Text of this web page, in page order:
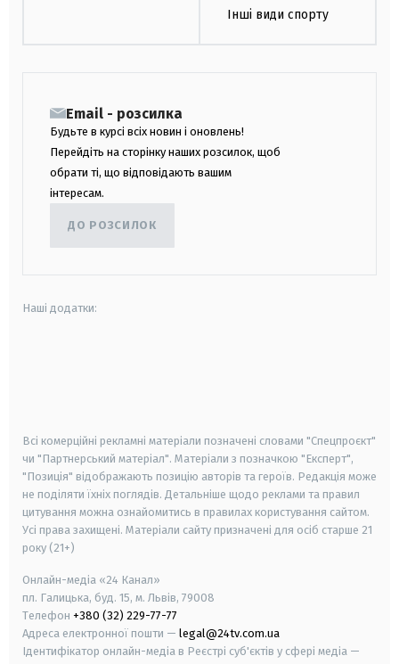
Інші види спорту
Email - розсилка
Будьте в курсі всіх новин і оновлень!
Перейдіть на сторінку наших розсилок, щоб
обрати ті, що відповідають вашим
інтересам.
ДО РОЗСИЛОК
Наші додатки:
Всі комерційні рекламні матеріали позначені словами "Спецпроєкт"
чи "Партнерський матеріал". Матеріали з позначкою "Експерт",
"Позиція" відображають позицію авторів та героїв. Редакція може
не поділяти їхніх поглядів. Детальніше щодо реклами та правил
цитування можна ознайомитись в правилах користування сайтом.
Усі права захищені. Матеріали сайту призначені для осіб старше 21
року (21+)
Онлайн-медіа «24 Канал»
пл. Галицька, буд. 15, м. Львів, 79008
Телефон +380 (32) 229-77-77
Адреса електронної пошти — legal@24tv.com.ua
Ідентифікатор онлайн-медіа в Реєстрі суб'єктів у сфері медіа —